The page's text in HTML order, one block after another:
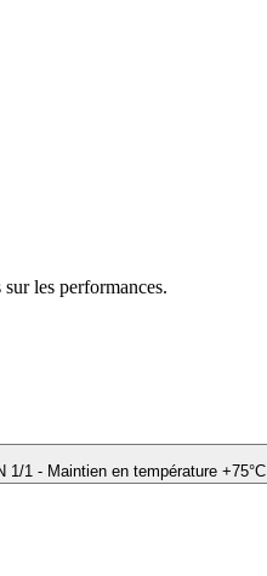
les performances.
1/1 - Maintien en température +75°C